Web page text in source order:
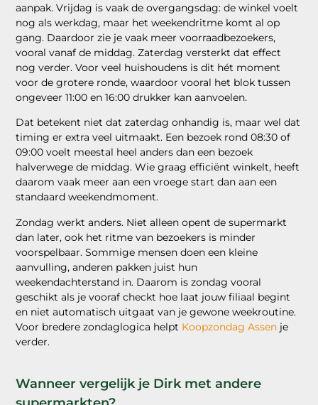
aanpak. Vrijdag is vaak de overgangsdag: de winkel voelt
nog als werkdag, maar het weekendritme komt al op
gang. Daardoor zie je vaak meer voorraadbezoekers,
vooral vanaf de middag. Zaterdag versterkt dat effect
nog verder. Voor veel huishoudens is dit hét moment
voor de grotere ronde, waardoor vooral het blok tussen
ongeveer 11:00 en 16:00 drukker kan aanvoelen.
Dat betekent niet dat zaterdag onhandig is, maar wel dat
timing er extra veel uitmaakt. Een bezoek rond 08:30 of
09:00 voelt meestal heel anders dan een bezoek
halverwege de middag. Wie graag efficiënt winkelt, heeft
daarom vaak meer aan een vroege start dan aan een
standaard weekendmoment.
Zondag werkt anders. Niet alleen opent de supermarkt
dan later, ook het ritme van bezoekers is minder
voorspelbaar. Sommige mensen doen een kleine
aanvulling, anderen pakken juist hun
weekendachterstand in. Daarom is zondag vooral
geschikt als je vooraf checkt hoe laat jouw filiaal begint
en niet automatisch uitgaat van je gewone weekroutine.
Voor bredere zondaglogica helpt Koopzondag Assen je
verder.
Wanneer vergelijk je Dirk met andere